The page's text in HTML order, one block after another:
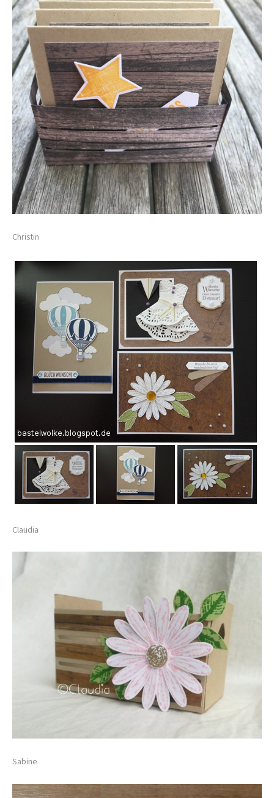
Christin
Claudia
Sabine